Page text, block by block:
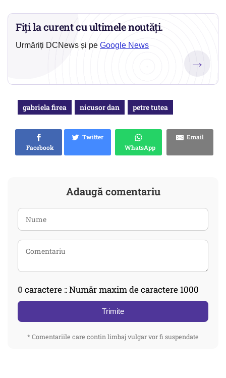
Fiți la curent cu ultimele noutăți.
Urmăriți DCNews și pe Google News
→
gabriela firea nicusor dan petre tutea
Facebook
Twitter
WhatsApp
Email
Adaugă comentariu
0 caractere :: Număr maxim de caractere 1000
Trimite
* Comentariile care contin limbaj vulgar vor fi suspendate